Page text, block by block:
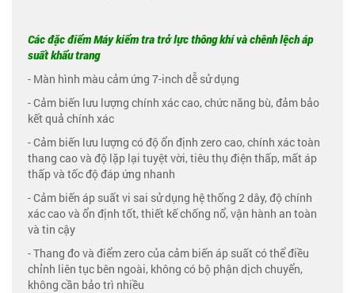
Các đặc điểm Máy kiểm tra trở lực thông khí và chênh lệch áp
suất khẩu trang
- Màn hình màu cảm ứng 7-inch dễ sử dụng
- Cảm biến lưu lượng chính xác cao, chức năng bù, đảm bảo
kết quả chính xác
- Cảm biến lưu lượng có độ ổn định zero cao, chính xác toàn
thang cao và độ lặp lại tuyệt vời, tiêu thụ điện thấp, mất áp
thấp và tốc độ đáp ứng nhanh
- Cảm biến áp suất vi sai sử dụng hệ thống 2 dây, độ chính
xác cao và ổn định tốt, thiết kế chống nổ, vận hành an toàn
và tin cậy
- Thang đo và điểm zero của cảm biến áp suất có thể điều
chỉnh liên tục bên ngoài, không có bộ phận dịch chuyển,
không cần bảo trì nhiều